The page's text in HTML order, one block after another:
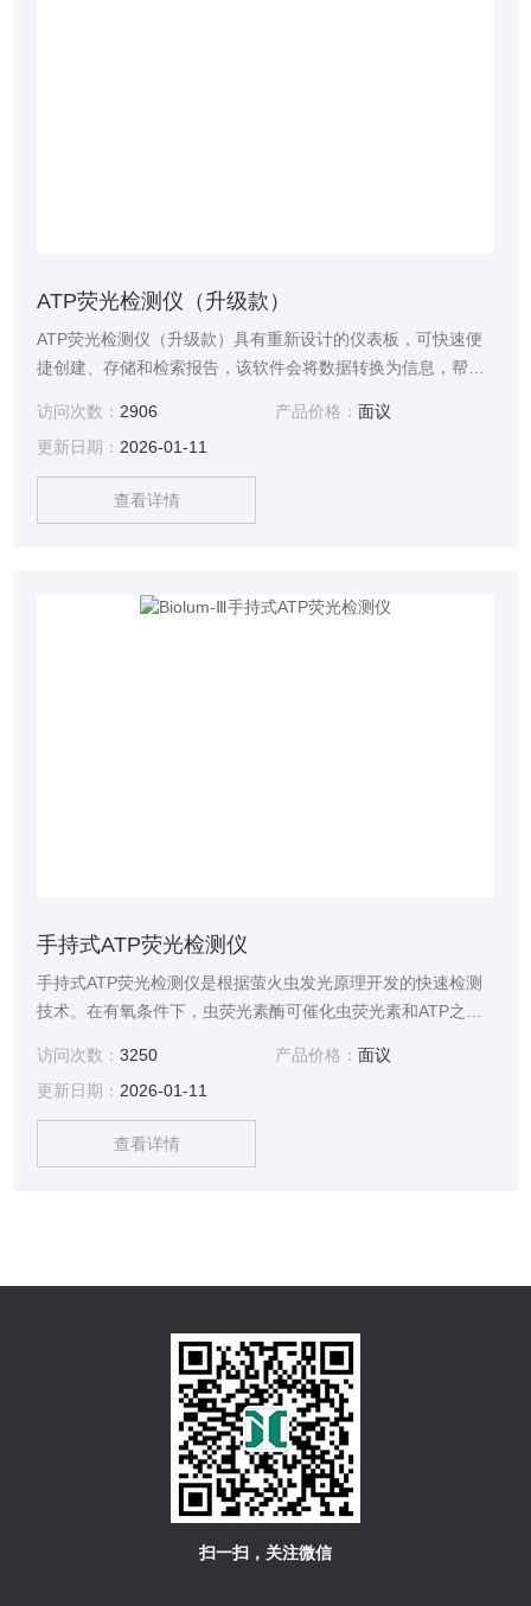
ATP荧光检测仪（升级款）
ATP荧光检测仪（升级款）具有重新设计的仪表板，可快速便
捷创建、存储和检索报告，该软件会将数据转换为信息，帮助
Trace™ 卫生管理软件配置有便捷的无线联网功能，使用更便
捷，更直观。分析数据，可掌握工作场所趋势、优化生产效
率，实现工艺增值。
访问次数：2906 产品价格： 面议
更新日期：2026-01-11
查看详情
手持式ATP荧光检测仪
手持式ATP荧光检测仪是根据萤火虫发光原理开发的快速检测
技术。在有氧条件下，虫荧光素酶可催化虫荧光素和ATP之间
微生物数量呈正比例关系。通过测试荧光信号的强度可得知待
测目标被微生物污染的程度，因此检测ATP可作为判断是否洁
净的直观指标。
访问次数：3250 产品价格： 面议
更新日期：2026-01-11
查看详情
扫一扫，关注微信